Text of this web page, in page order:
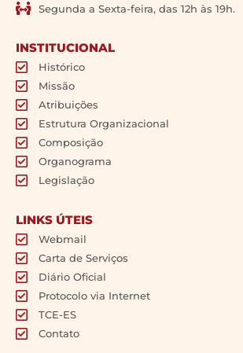
Segunda a Sexta-feira, das 12h às 19h.
INSTITUCIONAL
Histórico
Missão
Atribuições
Estrutura Organizacional
Composição
Organograma
Legislação
LINKS ÚTEIS
Webmail
Carta de Serviços
Diário Oficial
Protocolo via Internet
TCE-ES
Contato